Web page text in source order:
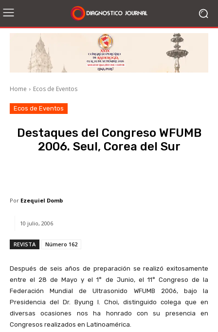
Home Ecos de Eventos
Ecos de Eventos
Destaques del Congreso WFUMB
2006. Seul, Corea del Sur
Por Ezequiel Domb
10 julio, 2006
REVISTA Número 162
Después de seis años de preparación se realizó exitosamente
entre el 28 de Mayo y el 1° de Junio, el 11° Congreso de la
Federación Mundial de Ultrasonido WFUMB 2006, bajo la
Presidencia del Dr. Byung I. Choi, distinguido colega que en
diversas ocasiones nos ha honrado con su presencia en
Congresos realizados en Latinoamérica.